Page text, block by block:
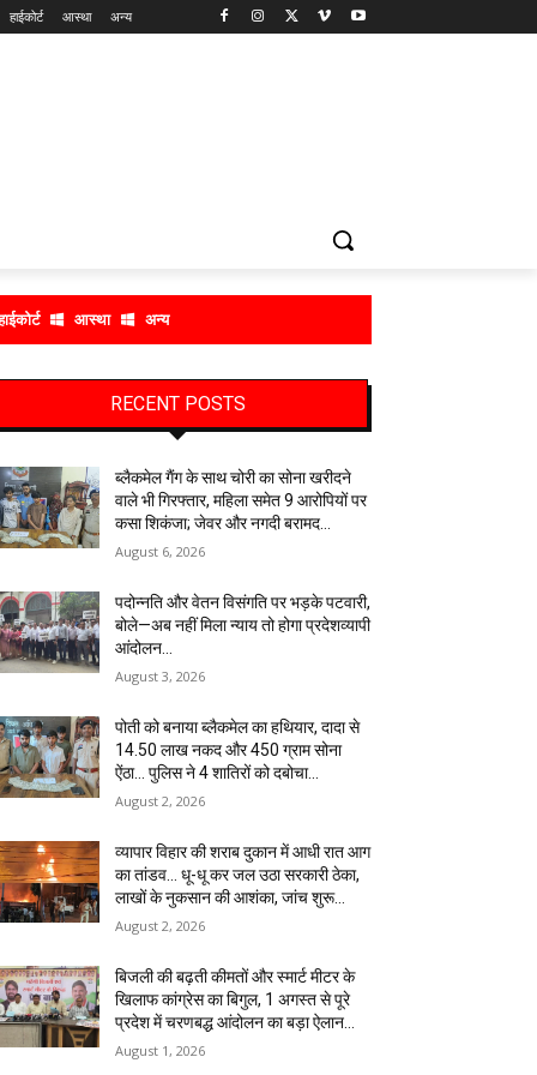
हाईकोर्ट आस्था अन्य
आस्था अन्य
RECENT POSTS
ब्लैकमेल गैंग के साथ चोरी का सोना खरीदने
वाले भी गिरफ्तार, महिला समेत 9 आरोपियों पर
कसा शिकंजा; जेवर और नगदी बरामद…
August 6, 2026
पदोन्नति और वेतन विसंगति पर भड़के पटवारी,
बोले—अब नहीं मिला न्याय तो होगा प्रदेशव्यापी
आंदोलन…
August 3, 2026
पोती को बनाया ब्लैकमेल का हथियार, दादा से
14.50 लाख नकद और 450 ग्राम सोना
ऐंठा… पुलिस ने 4 शातिरों को दबोचा…
August 2, 2026
व्यापार विहार की शराब दुकान में आधी रात आग
का तांडव… धू-धू कर जल उठा सरकारी ठेका,
लाखों के नुकसान की आशंका, जांच शुरू…
August 2, 2026
बिजली की बढ़ती कीमतों और स्मार्ट मीटर के
खिलाफ कांग्रेस का बिगुल, 1 अगस्त से पूरे
प्रदेश में चरणबद्ध आंदोलन का बड़ा ऐलान…
August 1, 2026